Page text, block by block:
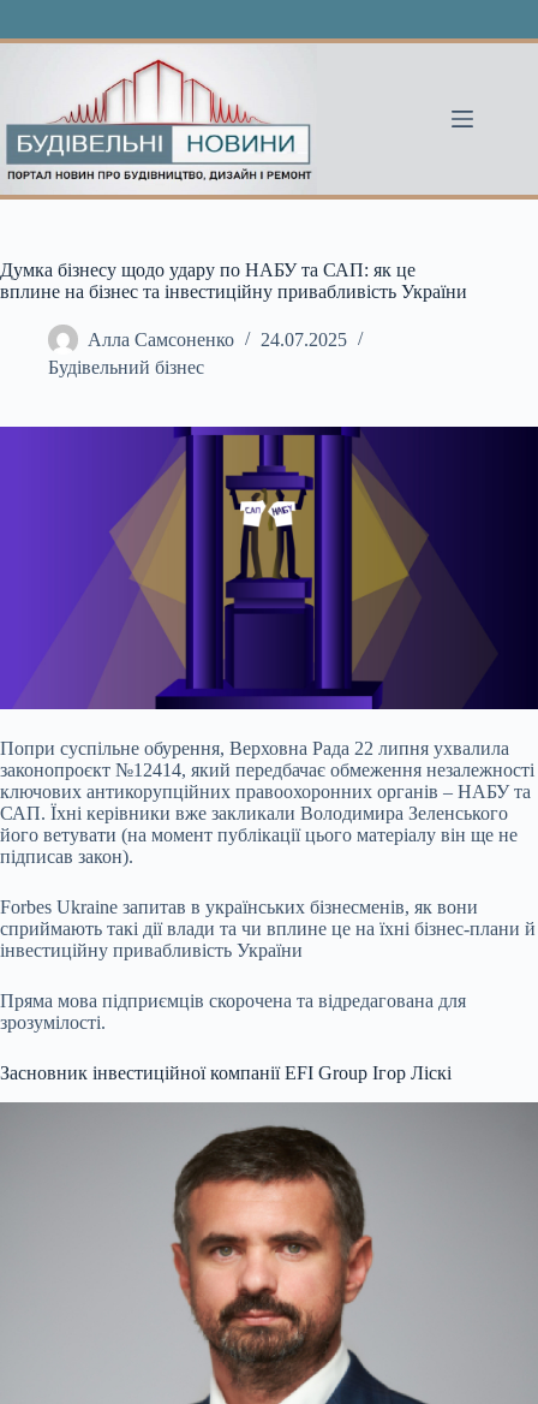
Думка бізнесу щодо удару по НАБУ та САП: як це
вплине на бізнес та інвестиційну привабливість України
Алла Самсоненко
24.07.2025
Будівельний бізнес
Попри суспільне обурення, Верховна Рада 22 липня ухвалила
законопроєкт №12414, який передбачає обмеження незалежності
ключових антикорупційних правоохоронних органів – НАБУ та
САП. Їхні керівники вже закликали Володимира Зеленського
його ветувати (на момент публікації цього матеріалу він ще не
підписав закон).
Forbes Ukraine запитав в українських бізнесменів, як вони
сприймають такі дії влади та чи вплине це на їхні бізнес-плани й
інвестиційну привабливість України
Пряма мова підприємців скорочена та відредагована для
зрозумілості.
Засновник інвестиційної компанії EFI Group Ігор Ліскі